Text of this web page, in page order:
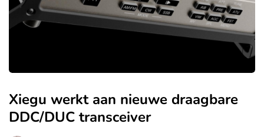
Xiegu werkt aan nieuwe draagbare
DDC/DUC transceiver